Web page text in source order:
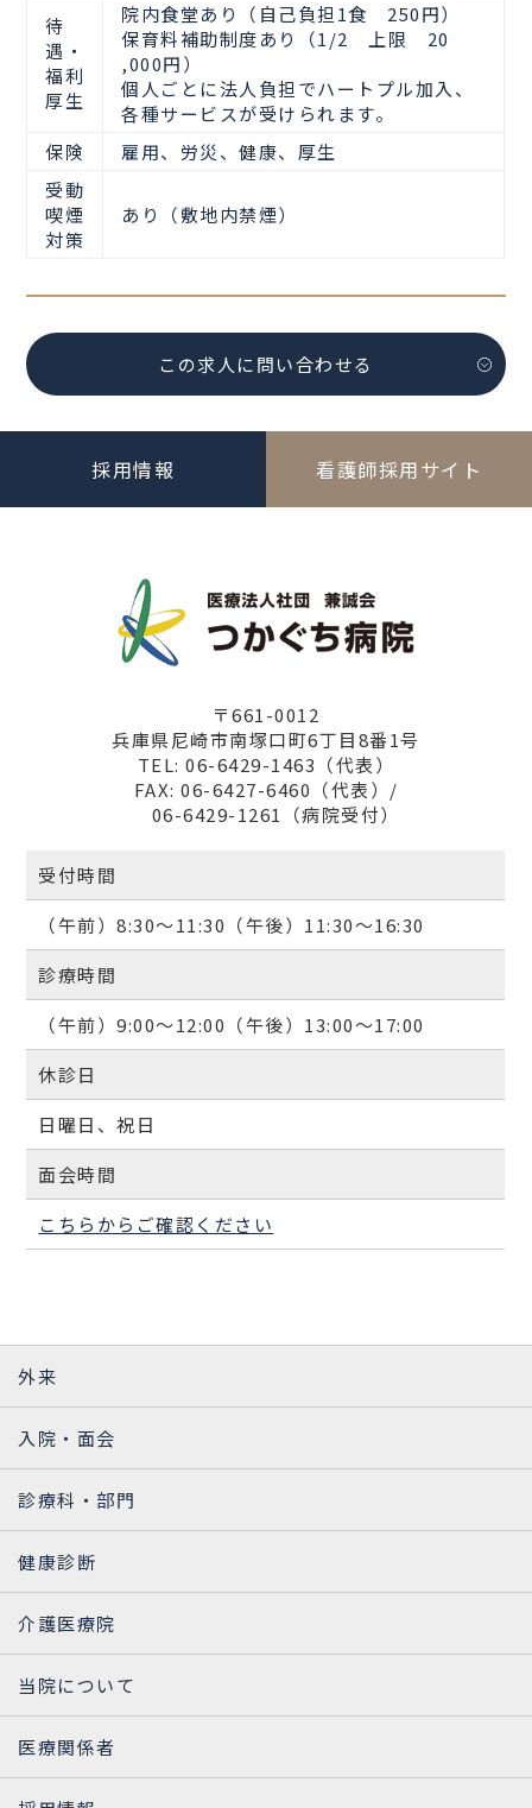
待
遇・
福利
厚生
院内食堂あり（自己負担1食 250円）
保育料補助制度あり（1/2 上限 20
,000円）
個人ごとに法人負担でハートプル加入、
各種サービスが受けられます。
保険
雇用、労災、健康、厚生
受動
喫煙
対策
あり（敷地内禁煙）
この求人に問い合わせる
採用情報 看護師採用サイト
〒661-0012
兵庫県尼崎市南塚口町6丁目8番1号
TEL: 06-6429-1463（代表）
FAX: 06-6427-6460（代表）/
06-6429-1261（病院受付）
受付時間
（午前）8:30～11:30（午後）11:30～16:30
診療時間
（午前）9:00～12:00（午後）13:00～17:00
休診日
日曜日、祝日
面会時間
こちらからご確認ください
外来
入院・面会
診療科・部門
健康診断
介護医療院
当院について
医療関係者